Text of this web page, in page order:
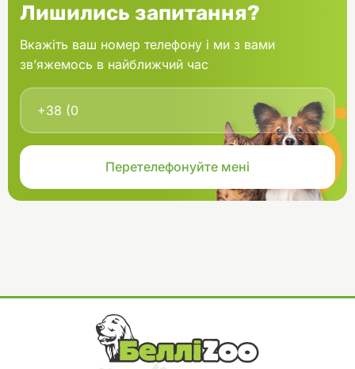
Лишились запитання?
Вкажіть ваш номер телефону і ми з вами
зв’яжемось в найближчий час